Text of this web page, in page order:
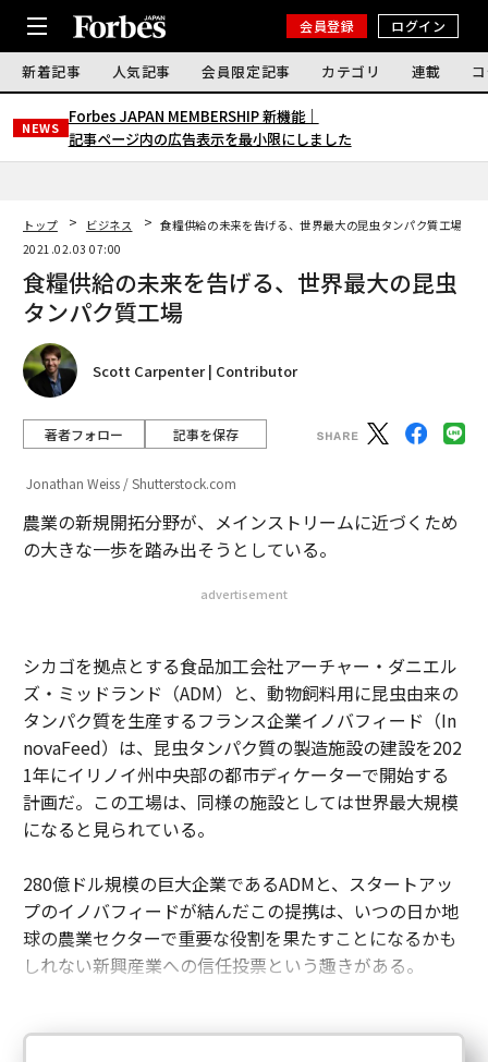
会員登録 ログイン
新着記事 人気記事 会員限定記事 カテゴリ 連載
NEWS
Forbes JAPAN MEMBERSHIP 新機能｜
記事ページ内の広告表示を最小限にしました
トップ ビジネス
食糧供給の未来を告げる、世界最大の昆虫タンパク質工場
2021.02.03 07:00
食糧供給の未来を告げる、世界最大の昆虫
タンパク質工場
Scott Carpenter | Contributor
著者フォロー 記事を保存
Jonathan Weiss / Shutterstock.com
農業の新規開拓分野が、メインストリームに近づくため
の大きな一歩を踏み出そうとしている。
advertisement
シカゴを拠点とする食品加工会社アーチャー・ダニエル
ズ・ミッドランド（ADM）と、動物飼料用に昆虫由来の
タンパク質を生産するフランス企業イノバフィード（In
novaFeed）は、昆虫タンパク質の製造施設の建設を202
1年にイリノイ州中央部の都市ディケーターで開始する
計画だ。この工場は、同様の施設としては世界最大規模
になると見られている。
280億ドル規模の巨大企業であるADMと、スタートアッ
プのイノバフィードが結んだこの提携は、いつの日か地
球の農業セクターで重要な役割を果たすことになるかも
しれない新興産業への信任投票という趣きがある。